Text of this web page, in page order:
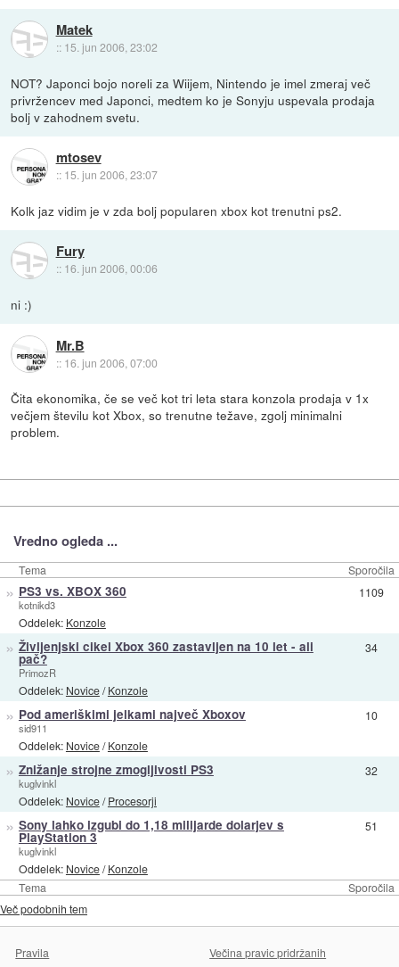
Matek
:: 15. jun 2006, 23:02
NOT? Japonci bojo noreli za Wiijem, Nintendo je imel zmeraj več
privržencev med Japonci, medtem ko je Sonyju uspevala prodaja
bolj v zahodnem svetu.
mtosev
:: 15. jun 2006, 23:07
Kolk jaz vidim je v zda bolj popularen xbox kot trenutni ps2.
Fury
:: 16. jun 2006, 00:06
ni :)
Mr.B
:: 16. jun 2006, 07:00
Čita ekonomika, če se več kot tri leta stara konzola prodaja v 1x
večjem številu kot Xbox, so trenutne težave, zgolj minimalni
problem.
Vredno ogleda ...
Tema Sporočila
Tema Sporočila
» PS3 vs. XBOX 360
kotnikd3
Oddelek: Konzole
1109
» Življenjski cikel Xbox 360 zastavljen na 10 let - ali
pač?
PrimozR
Oddelek: Novice/Konzole
34
» Pod ameriškimi jelkami največ Xboxov
sid911
Oddelek: Novice/Konzole
10
» Znižanje strojne zmogljivosti PS3
kuglvinkl
Oddelek: Novice/Procesorji
32
» Sony lahko izgubi do 1,18 milijarde dolarjev s
PlayStation 3
kuglvinkl
Oddelek: Novice/Konzole
51
Več podobnih tem
Pravila Večina pravic pridržanih